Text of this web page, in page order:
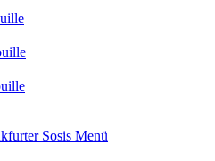
Sosis Menü